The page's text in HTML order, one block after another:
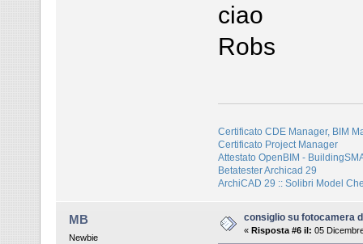
ciao
Robs
Certificato CDE Manager, BIM
Certificato Project Manager
Attestato OpenBIM -
Betatester Archicad 29
ArchiCAD 29 :: Solibri Model
MB
Newbie
consiglio su fotocamera
« Risposta #6 il: 05